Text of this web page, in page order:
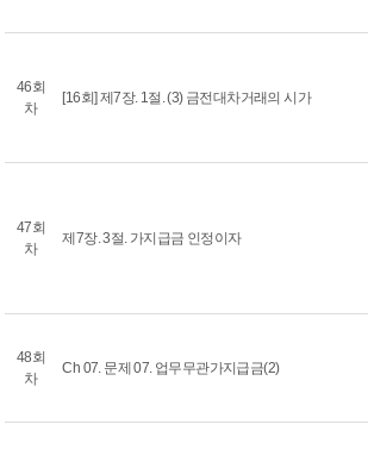
46회
차
[16회] 제7장. 1절. (3) 금전대차거래의 시가
47회
차
제7장. 3절. 가지급금 인정이자
48회
차
Ch 07. 문제 07. 업무무관가지급금(2)